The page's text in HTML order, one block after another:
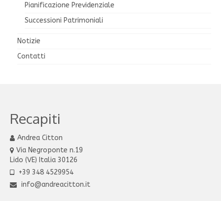
Pianificazione Previdenziale
Successioni Patrimoniali
Notizie
Contatti
Recapiti
Andrea Citton
Via Negroponte n.19
Lido (VE) Italia 30126
+39 348 4529954
info@andreacitton.it